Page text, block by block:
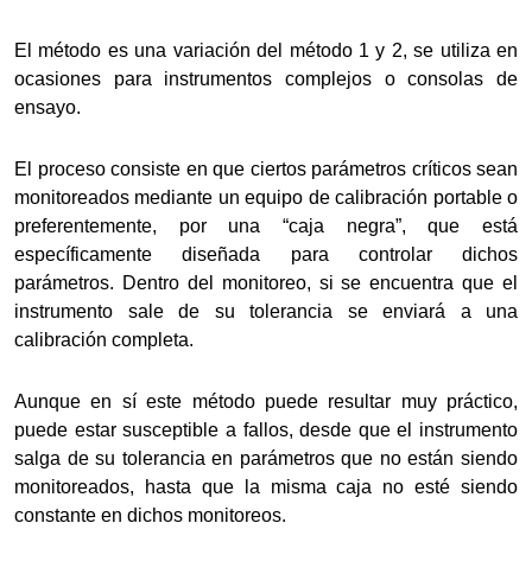
El método es una variación del método 1 y 2, se utiliza en
ocasiones para instrumentos complejos o consolas de
ensayo.
El proceso consiste en que ciertos parámetros críticos sean
monitoreados mediante un equipo de calibración portable o
preferentemente, por una “caja negra”, que está
específicamente diseñada para controlar dichos
parámetros. Dentro del monitoreo, si se encuentra que el
instrumento sale de su tolerancia se enviará a una
calibración completa.
Aunque en sí este método puede resultar muy práctico,
puede estar susceptible a fallos, desde que el instrumento
salga de su tolerancia en parámetros que no están siendo
monitoreados, hasta que la misma caja no esté siendo
constante en dichos monitoreos.